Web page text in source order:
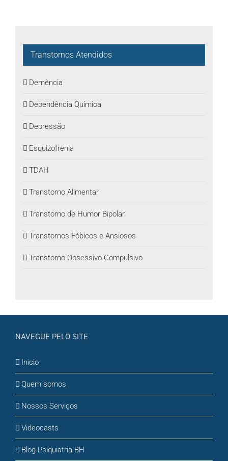
Transtornos Atendidos
Demência
Dependência Química
Depressão
Esquizofrenia
TDAH
Transtorno Alimentar
Transtorno de Humor Bipolar
Transtornos Fóbicos e Ansiosos
Transtorno Obsessivo Compulsivo
NAVEGUE PELO SITE
Inicio
Quem somos
Nossos Serviços
Videocasts
Blog Psiquiatria BH